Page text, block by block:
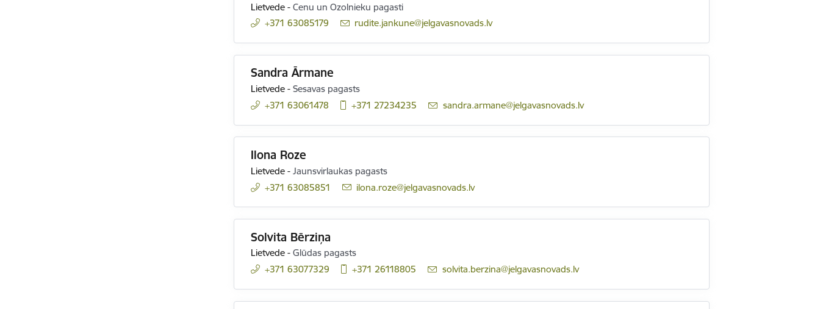
Lietvede - Cenu un Ozolnieku pagasti
+371 63085179
E-pasts:
rudite.jankune@jelgavasnovads.lv
Sandra Ārmane
Lietvede - Sesavas pagasts
+371 63061478
+371 27234235 E-pasts:
sandra.armane@jelgavasnovads.lv
Ilona Roze
Lietvede - Jaunsvirlaukas pagasts
+371 63085851
E-pasts:
ilona.roze@jelgavasnovads.lv
Solvita Bērziņa
Lietvede - Glūdas pagasts
+371 63077329
+371 26118805 E-pasts:
solvita.berzina@jelgavasnovads.lv